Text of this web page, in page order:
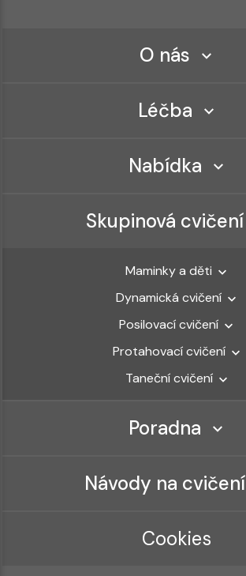
O nás
Léčba
Nabídka
Skupinová cvičení
Maminky a děti
Dynamická cvičení
Posilovací cvičení
Protahovací cvičení
Taneční cvičení
Poradna
Návody na cvičení
Cookies